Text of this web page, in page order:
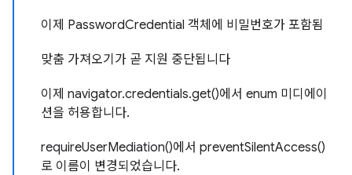
이제 PasswordCredential 객체에 비밀번호가 포함됨
맞춤 가져오기가 곧 지원 중단됩니다
이제 navigator.credentials.get()에서 enum 미디에이
션을 허용합니다.
requireUserMediation()에서 preventSilentAccess()
로 이름이 변경되었습니다.